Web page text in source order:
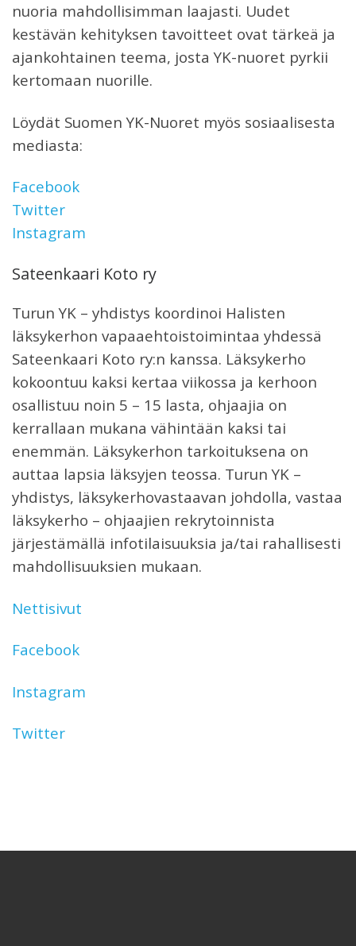
nuoria mahdollisimman laajasti. Uudet
kestävän kehityksen tavoitteet ovat tärkeä ja
ajankohtainen teema, josta YK-nuoret pyrkii
kertomaan nuorille.
Löydät Suomen YK-Nuoret myös sosiaalisesta
mediasta:
Facebook
Twitter
Instagram
Sateenkaari Koto ry
Turun YK – yhdistys koordinoi Halisten
läksykerhon vapaaehtoistoimintaa yhdessä
Sateenkaari Koto ry:n kanssa. Läksykerho
kokoontuu kaksi kertaa viikossa ja kerhoon
osallistuu noin 5 – 15 lasta, ohjaajia on
kerrallaan mukana vähintään kaksi tai
enemmän. Läksykerhon tarkoituksena on
auttaa lapsia läksyjen teossa. Turun YK –
yhdistys, läksykerhovastaavan johdolla, vastaa
läksykerho – ohjaajien rekrytoinnista
järjestämällä infotilaisuuksia ja/tai rahallisesti
mahdollisuuksien mukaan.
Nettisivut
Facebook
Instagram
Twitter